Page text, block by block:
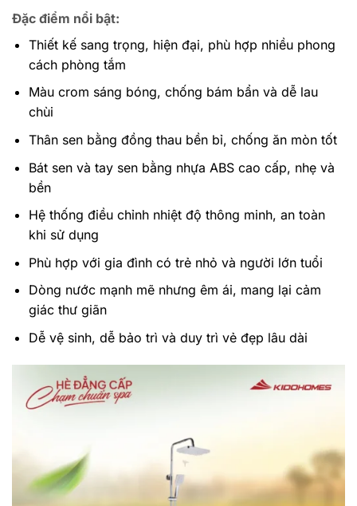
Đặc điểm nổi bật:
Thiết kế sang trọng, hiện đại, phù hợp nhiều phong
cách phòng tắm
Màu crom sáng bóng, chống bám bẩn và dễ lau
chùi
Thân sen bằng đồng thau bền bỉ, chống ăn mòn tốt
Bát sen và tay sen bằng nhựa ABS cao cấp, nhẹ và
bền
Hệ thống điều chỉnh nhiệt độ thông minh, an toàn
khi sử dụng
Phù hợp với gia đình có trẻ nhỏ và người lớn tuổi
Dòng nước mạnh mẽ nhưng êm ái, mang lại cảm
giác thư giãn
Dễ vệ sinh, dễ bảo trì và duy trì vẻ đẹp lâu dài